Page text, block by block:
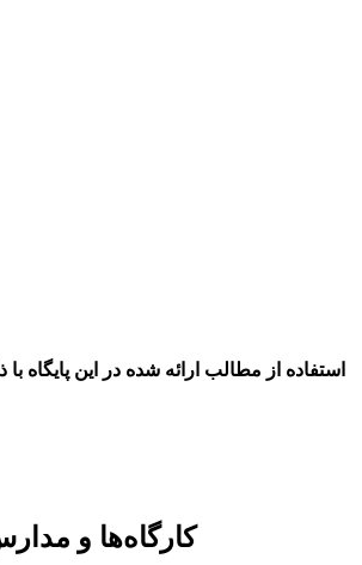
استفاده از مطالب ارائه شده در این پایگاه
کارگاه‌ها و